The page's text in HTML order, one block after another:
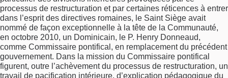
processus de restructuration et par certaines réticences à entrer
dans l’esprit des directives romaines, le Saint Siège avait
nommé de façon exceptionnelle à la tête de la Communauté,
en octobre 2010, un Dominicain, le P. Henry Donneaud,
comme Commissaire pontifical, en remplacement du précédent
gouvernement. Dans la mission du Commissaire pontifical
figurent, outre l’achèvement du processus de restructuration, un
travail de pacification intérieure, d’explication pédagogique du